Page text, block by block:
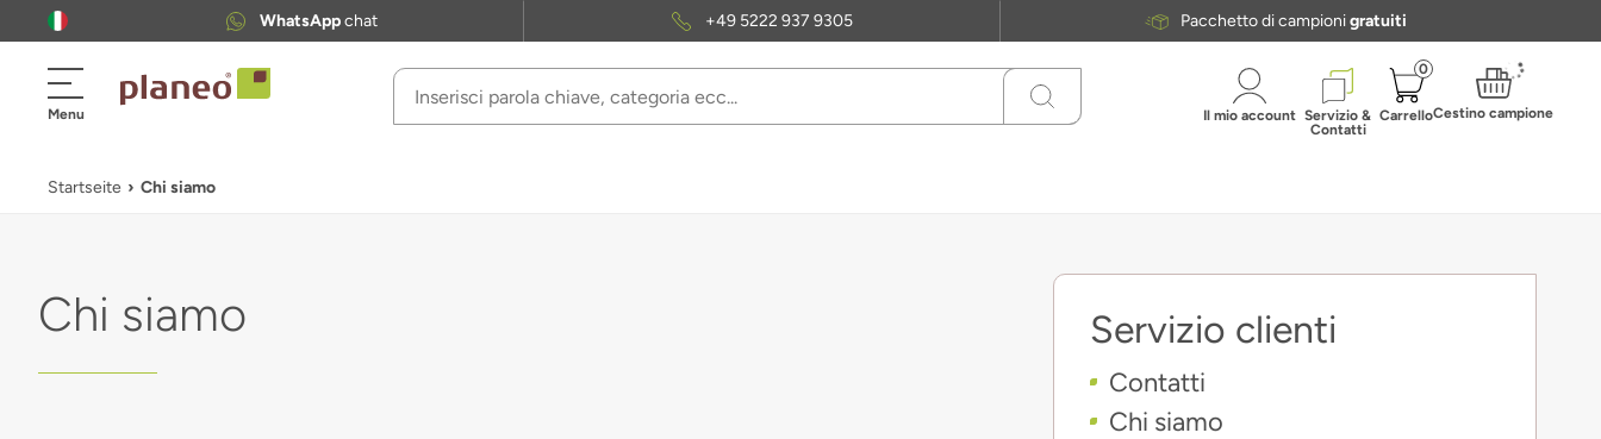
WhatsAppchat +49 5222 937 9305 Pacchetto di campionigratuiti
Menu Il mio account Servizio &
Contatti
0
CarrelloCestino campione
Startseite Chi siamo
Chi siamo Servizio clienti
Contatti
Chi siamo